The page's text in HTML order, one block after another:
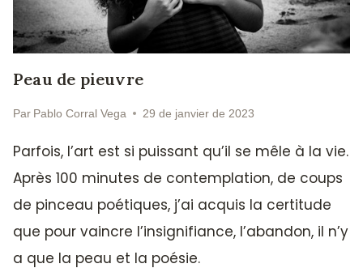
Peau de pieuvre
Par Pablo Corral Vega 29 de janvier de 2023
Parfois, l’art est si puissant qu’il se mêle à la vie.
Après 100 minutes de contemplation, de coups
de pinceau poétiques, j’ai acquis la certitude
que pour vaincre l’insignifiance, l’abandon, il n’y
a que la peau et la poésie.